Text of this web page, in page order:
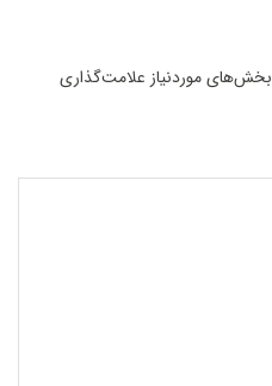
بخش‌های موردنیاز علامت‌گذاری